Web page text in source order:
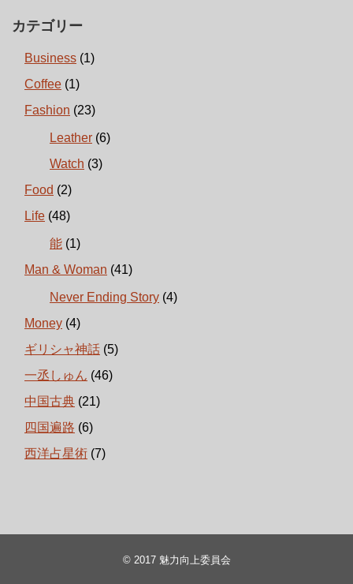
カテゴリー
Business (1)
Coffee (1)
Fashion (23)
Leather (6)
Watch (3)
Food (2)
Life (48)
能 (1)
Man & Woman (41)
Never Ending Story (4)
Money (4)
ギリシャ神話 (5)
一丞しゅん (46)
中国古典 (21)
四国遍路 (6)
西洋占星術 (7)
© 2017 魅力向上委員会